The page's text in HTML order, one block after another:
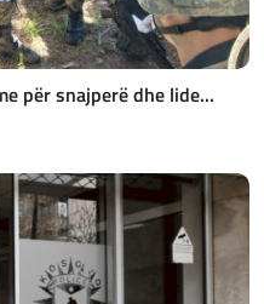
për snajperë dhe lide...